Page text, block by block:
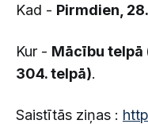
Kad - Pirmdien,
Kur - Mācību telpā
304. telpā).
Saistītās ziņas :